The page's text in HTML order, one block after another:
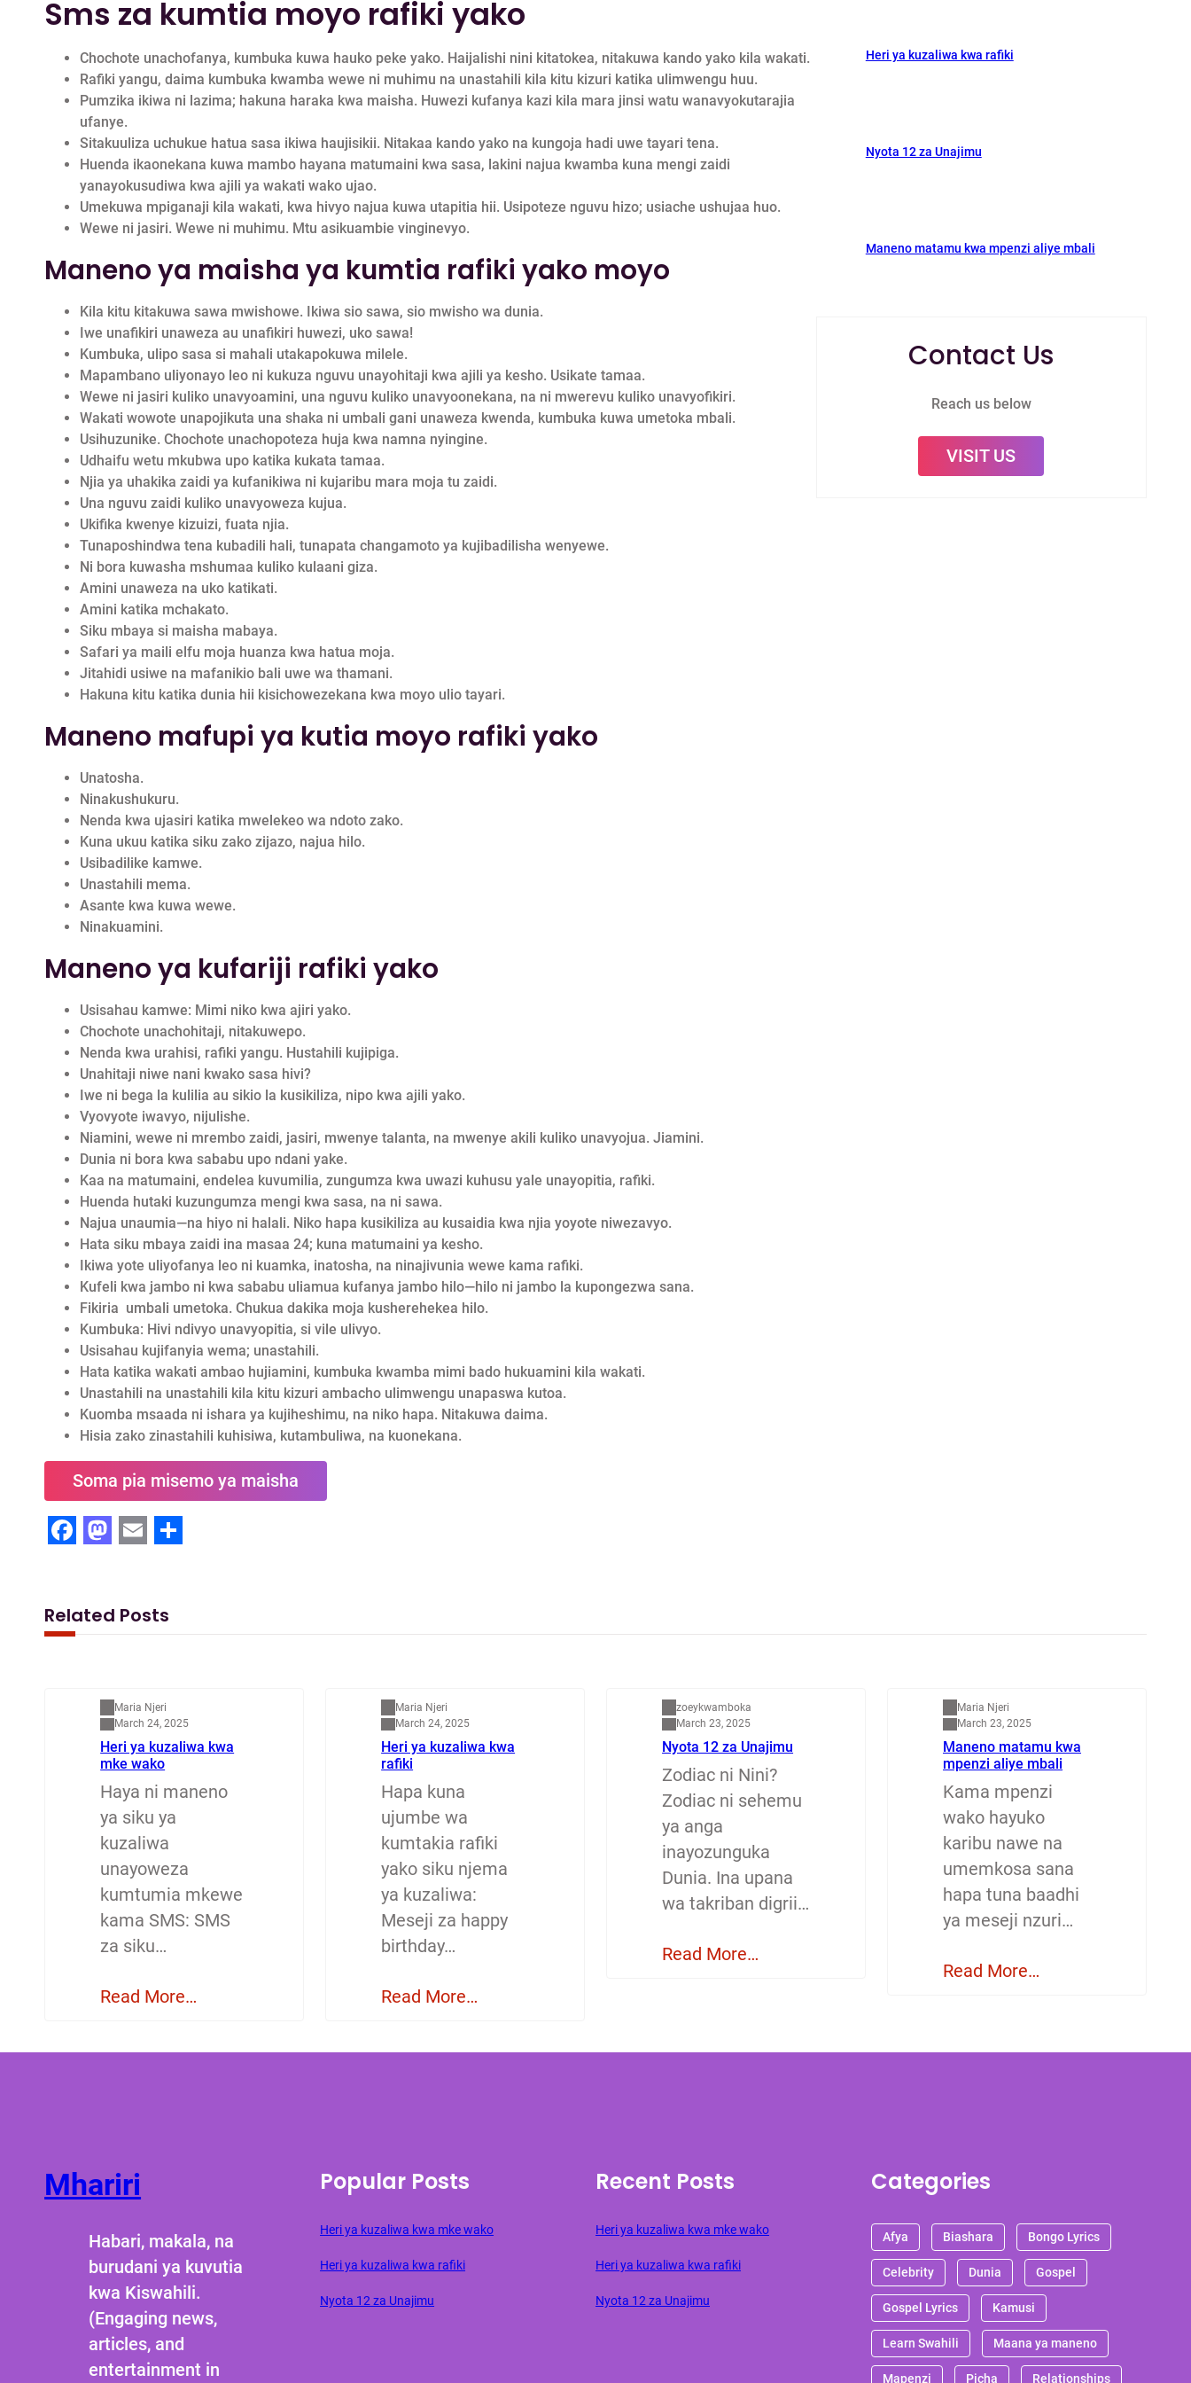
Sms za kumtia moyo rafiki yako
Chochote unachofanya, kumbuka kuwa hauko peke yako. Haijalishi nini kitatokea, nitakuwa kando yako kila wakati.
Rafiki yangu, daima kumbuka kwamba wewe ni muhimu na unastahili kila kitu kizuri katika ulimwengu huu.
Pumzika ikiwa ni lazima; hakuna haraka kwa maisha. Huwezi kufanya kazi kila mara jinsi watu wanavyokutarajia
ufanye.
Sitakuuliza uchukue hatua sasa ikiwa haujisikii. Nitakaa kando yako na kungoja hadi uwe tayari tena.
Huenda ikaonekana kuwa mambo hayana matumaini kwa sasa, lakini najua kwamba kuna mengi zaidi
yanayokusudiwa kwa ajili ya wakati wako ujao.
Umekuwa mpiganaji kila wakati, kwa hivyo najua kuwa utapitia hii. Usipoteze nguvu hizo; usiache ushujaa huo.
Wewe ni jasiri. Wewe ni muhimu. Mtu asikuambie vinginevyo.
Maneno ya maisha ya kumtia rafiki yako moyo
Kila kitu kitakuwa sawa mwishowe. Ikiwa sio sawa, sio mwisho wa dunia.
Iwe unafikiri unaweza au unafikiri huwezi, uko sawa!
Kumbuka, ulipo sasa si mahali utakapokuwa milele.
Mapambano uliyonayo leo ni kukuza nguvu unayohitaji kwa ajili ya kesho. Usikate tamaa.
Wewe ni jasiri kuliko unavyoamini, una nguvu kuliko unavyoonekana, na ni mwerevu kuliko unavyofikiri.
Wakati wowote unapojikuta una shaka ni umbali gani unaweza kwenda, kumbuka kuwa umetoka mbali.
Usihuzunike. Chochote unachopoteza huja kwa namna nyingine.
Udhaifu wetu mkubwa upo katika kukata tamaa.
Njia ya uhakika zaidi ya kufanikiwa ni kujaribu mara moja tu zaidi.
Una nguvu zaidi kuliko unavyoweza kujua.
Ukifika kwenye kizuizi, fuata njia.
Tunaposhindwa tena kubadili hali, tunapata changamoto ya kujibadilisha wenyewe.
Ni bora kuwasha mshumaa kuliko kulaani giza.
Amini unaweza na uko katikati.
Amini katika mchakato.
Siku mbaya si maisha mabaya.
Safari ya maili elfu moja huanza kwa hatua moja.
Jitahidi usiwe na mafanikio bali uwe wa thamani.
Hakuna kitu katika dunia hii kisichowezekana kwa moyo ulio tayari.
Maneno mafupi ya kutia moyo rafiki yako
Unatosha.
Ninakushukuru.
Nenda kwa ujasiri katika mwelekeo wa ndoto zako.
Kuna ukuu katika siku zako zijazo, najua hilo.
Usibadilike kamwe.
Unastahili mema.
Asante kwa kuwa wewe.
Ninakuamini.
Maneno ya kufariji rafiki yako
Usisahau kamwe: Mimi niko kwa ajiri yako.
Chochote unachohitaji, nitakuwepo.
Nenda kwa urahisi, rafiki yangu. Hustahili kujipiga.
Unahitaji niwe nani kwako sasa hivi?
Iwe ni bega la kulilia au sikio la kusikiliza, nipo kwa ajili yako.
Vyovyote iwavyo, nijulishe.
Niamini, wewe ni mrembo zaidi, jasiri, mwenye talanta, na mwenye akili kuliko unavyojua. Jiamini.
Dunia ni bora kwa sababu upo ndani yake.
Kaa na matumaini, endelea kuvumilia, zungumza kwa uwazi kuhusu yale unayopitia, rafiki.
Huenda hutaki kuzungumza mengi kwa sasa, na ni sawa.
Najua unaumia—na hiyo ni halali. Niko hapa kusikiliza au kusaidia kwa njia yoyote niwezavyo.
Hata siku mbaya zaidi ina masaa 24; kuna matumaini ya kesho.
Ikiwa yote uliyofanya leo ni kuamka, inatosha, na ninajivunia wewe kama rafiki.
Kufeli kwa jambo ni kwa sababu uliamua kufanya jambo hilo—hilo ni jambo la kupongezwa sana.
Fikiria umbali umetoka. Chukua dakika moja kusherehekea hilo.
Kumbuka: Hivi ndivyo unavyopitia, si vile ulivyo.
Usisahau kujifanyia wema; unastahili.
Hata katika wakati ambao hujiamini, kumbuka kwamba mimi bado hukuamini kila wakati.
Unastahili na unastahili kila kitu kizuri ambacho ulimwengu unapaswa kutoa.
Kuomba msaada ni ishara ya kujiheshimu, na niko hapa. Nitakuwa daima.
Hisia zako zinastahili kuhisiwa, kutambuliwa, na kuonekana.
Soma pia misemo ya maisha
c
e
s
t
a
i
a
r
Heri ya kuzaliwa kwa rafiki
Nyota 12 za Unajimu
Maneno matamu kwa mpenzi aliye mbali
Contact Us
Reach us below
VISIT US
Related Posts
Maria Njeri
March 24, 2025
Heri ya kuzaliwa kwa
mke wako
Haya ni maneno
ya siku ya
kuzaliwa
unayoweza
kumtumia mkewe
kama SMS: SMS
za siku…
Read More…
Maria Njeri
March 24, 2025
Heri ya kuzaliwa kwa
rafiki
Hapa kuna
ujumbe wa
kumtakia rafiki
yako siku njema
ya kuzaliwa:
Meseji za happy
birthday…
Read More…
zoeykwamboka
March 23, 2025
Nyota 12 za Unajimu
Zodiac ni Nini?
Zodiac ni sehemu
ya anga
inayozunguka
Dunia. Ina upana
wa takriban digrii…
Read More…
Maria Njeri
March 23, 2025
Maneno matamu kwa
mpenzi aliye mbali
Kama mpenzi
wako hayuko
karibu nawe na
umemkosa sana
hapa tuna baadhi
ya meseji nzuri…
Read More…
Mhariri
Habari, makala, na
burudani ya kuvutia
kwa Kiswahili.
(Engaging news,
articles, and
entertainment in
Popular Posts
Heri ya kuzaliwa kwa mke wako
Heri ya kuzaliwa kwa rafiki
Nyota 12 za Unajimu
Recent Posts
Heri ya kuzaliwa kwa mke wako
Heri ya kuzaliwa kwa rafiki
Nyota 12 za Unajimu
Categories
Afya Biashara Bongo Lyrics
Celebrity Dunia Gospel
Gospel Lyrics Kamusi
Learn Swahili Maana ya maneno
Mapenzi Picha Relationships